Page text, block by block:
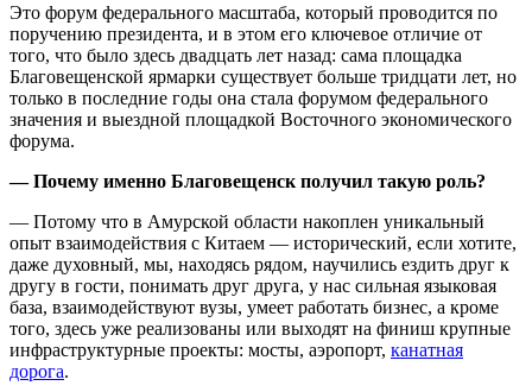
Это форум федерального масштаба, который проводится по
поручению президента, и в этом его ключевое отличие от
того, что было здесь двадцать лет назад: сама площадка
Благовещенской ярмарки существует больше тридцати лет, но
только в последние годы она стала форумом федерального
значения и выездной площадкой Восточного экономического
форума.
— Почему именно Благовещенск получил такую роль?
— Потому что в Амурской области накоплен уникальный
опыт взаимодействия с Китаем — исторический, если хотите,
даже духовный, мы, находясь рядом, научились ездить друг к
другу в гости, понимать друг друга, у нас сильная языковая
база, взаимодействуют вузы, умеет работать бизнес, а кроме
того, здесь уже реализованы или выходят на финиш крупные
инфраструктурные проекты: мосты, аэропорт, канатная
дорога.